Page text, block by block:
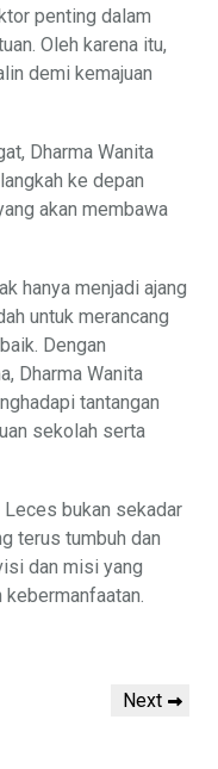
penting dalam
Oleh karena itu,
demi kemajuan
Dharma Wanita
ke depan
akan membawa
hanya menjadi ajang
untuk merancang
Dengan
Dharma Wanita
tantangan
sekolah serta
Leces bukan sekadar
terus tumbuh dan
dan misi yang
Next
Next